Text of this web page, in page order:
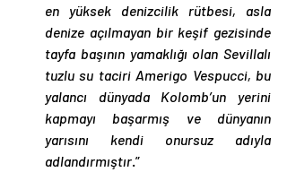
en yüksek denizcilik rütbesi, asla
denize açılmayan bir keşif gezisinde
tayfa başının yamaklığı olan Sevillalı
tuzlu su taciri Amerigo Vespucci, bu
yalancı dünyada Kolomb’un yerini
kapmayı başarmış ve dünyanın
yarısını kendi onursuz adıyla
adlandırmıştır .”